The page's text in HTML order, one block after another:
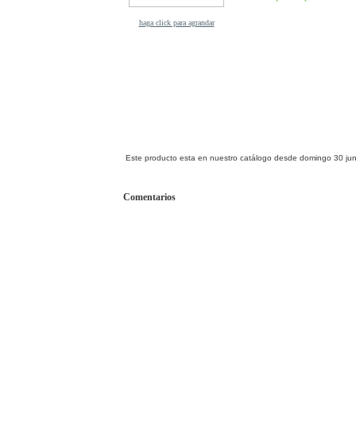
haga click para agrandar
Este producto esta en nuestro catálogo desde domingo 30